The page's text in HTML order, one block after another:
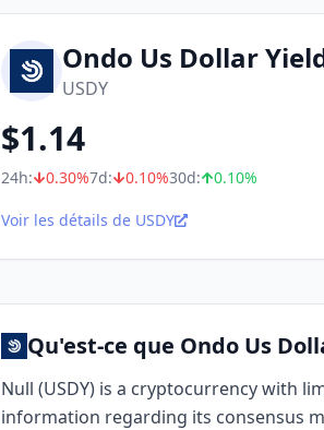
Ondo Us Dollar
USDY
$1.14
24h: 0.30%7d: 0.10%30d: 0.10%
Voir les détails de USDY
Qu'est-ce que Ondo Us
Null (USDY) is a cryptocurrency with
information regarding its consensus